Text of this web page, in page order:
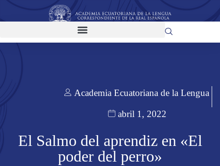
Academia Ecuatoriana de la Lengua
abril 1, 2022
El Salmo del aprendiz en «El
poder del perro»